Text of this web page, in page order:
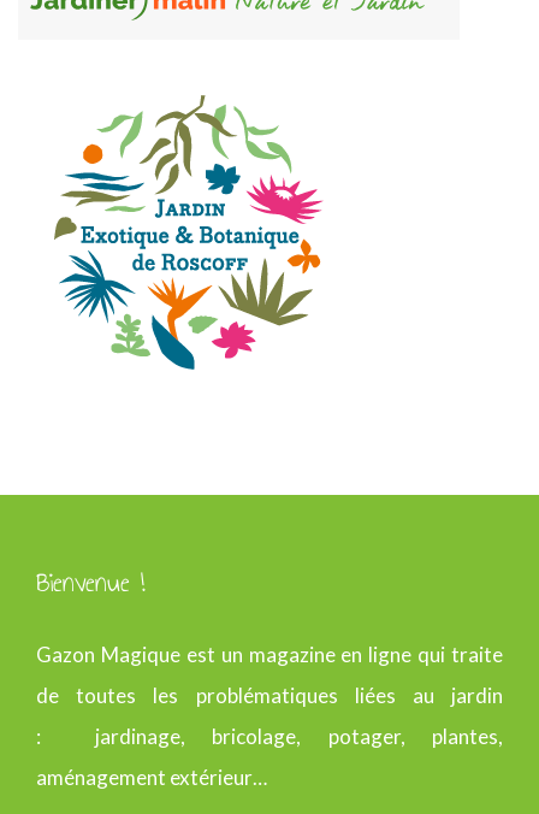
Bienvenue !
Gazon Magique est un magazine en ligne qui traite
de toutes les problématiques liées au jardin
: jardinage, bricolage, potager, plantes,
aménagement extérieur…